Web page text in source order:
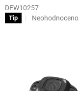
DEW10257
Tip
Průměrné
hvězdiček.
Neohodnoceno